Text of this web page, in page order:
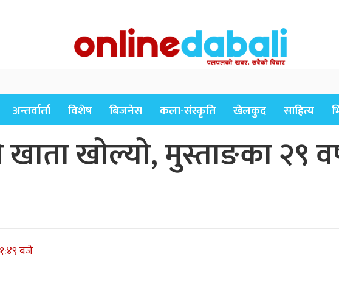
अन्तर्वार्ता विशेष बिजनेस कला-संस्कृति खेलकुद साहित्य
खाेल्याे, मुस्ताङका २९
बजे